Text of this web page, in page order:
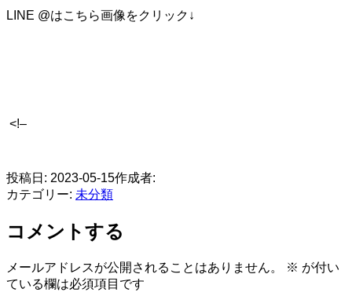
LINE @はこちら画像をクリック↓
<!–
投稿日: 2023-05-15作成者:
カテゴリー: 未分類
コメントする
メールアドレスが公開されることはありません。 ※ が付い
ている欄は必須項目です